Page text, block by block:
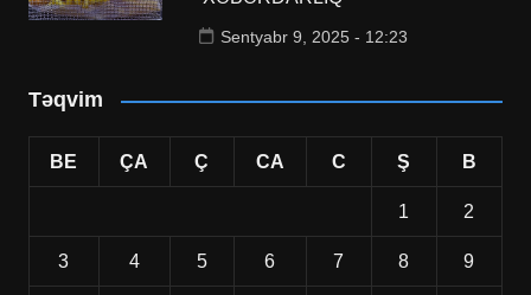
Sentyabr 9, 2025 - 12:23
Təqvim
BE ÇA Ç CA C Ş B
1 2
3 4 5 6 7 8 9